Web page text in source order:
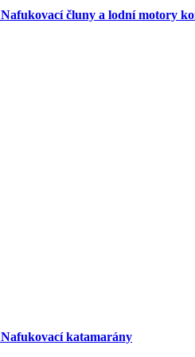
Nafukovací čluny a lodní motory
Nafukovací katamarány